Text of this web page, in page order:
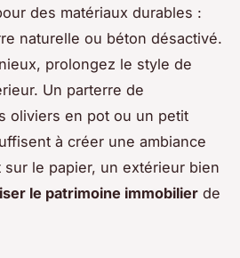
des matériaux durables :
naturelle ou béton désactivé.
prolongez le style de
Un parterre de
oliviers en pot ou un petit
à créer une ambiance
sur le papier, un extérieur bien
le patrimoine immobilier de